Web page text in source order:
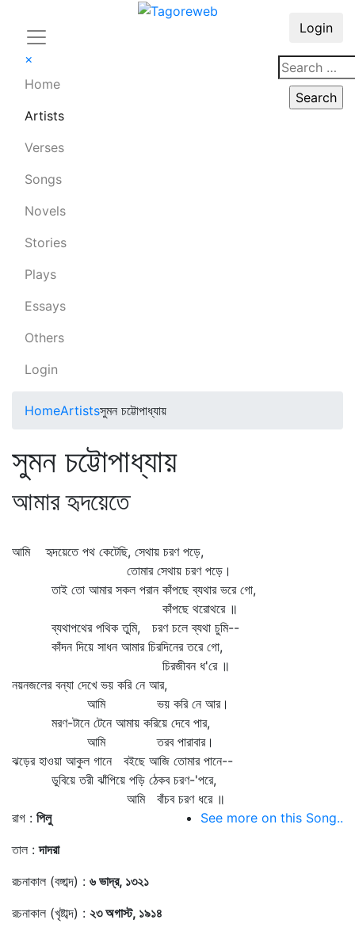
×
Home
Artists
Verses
Songs
Novels
Stories
Plays
Essays
Others
Login
Login
HomeArtistsসুমন চট্টোপাধ্যায়
সুমন চট্টোপাধ্যায়
আমার হৃদয়েতে
আমি হৃদয়েতে পথ কেটেছি, সেথায় চরণ পড়ে,
তোমার সেথায় চরণ পড়ে।
তাই তো আমার সকল পরান কাঁপছে ব্যথার ভরে গো,
কাঁপছে থরোথরে ॥
ব্যথাপথের পথিক তুমি, চরণ চলে ব্যথা চুমি--
কাঁদন দিয়ে সাধন আমার চিরদিনের তরে গো,
চিরজীবন ধ'রে ॥
নয়নজলের বন্যা দেখে ভয় করি নে আর,
আমি ভয় করি নে আর।
মরণ-টানে টেনে আমায় করিয়ে দেবে পার,
আমি তরব পারাবার।
ঝড়ের হাওয়া আকুল গানে বইছে আজি তোমার পানে--
ডুবিয়ে তরী ঝাঁপিয়ে পড়ি ঠেকব চরণ-'পরে,
আমি বাঁচব চরণ ধরে ॥
রাগ : পিলু
তাল :দাদরা
রচনাকাল (বঙ্গাব্দ) : ৬ ভাদ্র, ১৩২১
রচনাকাল (খৃষ্টাব্দ) : ২৩ অগাস্ট, ১৯১৪
See more on this Song..